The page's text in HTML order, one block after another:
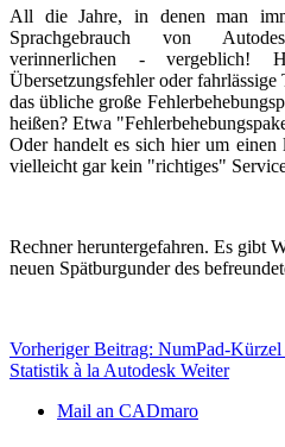
All die Jahre, in denen man
Sprachgebrauch von
verinnerlichen - vergeblich!
Übersetzungsfehler oder
das übliche große
heißen? Etwa
Oder handelt es sich hier um
vielleicht gar kein "richtiges"
Rechner heruntergefahren. Es gibt
neuen Spätburgunder des
Vorheriger Beitrag: NumPad-Kürzel
Statistik à la Autodesk Weiter
Mail an CADmaro